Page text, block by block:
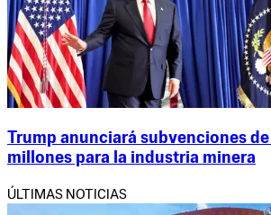
Trump anunciará subvenciones de
millones para la industria minera
ÚLTIMAS NOTICIAS